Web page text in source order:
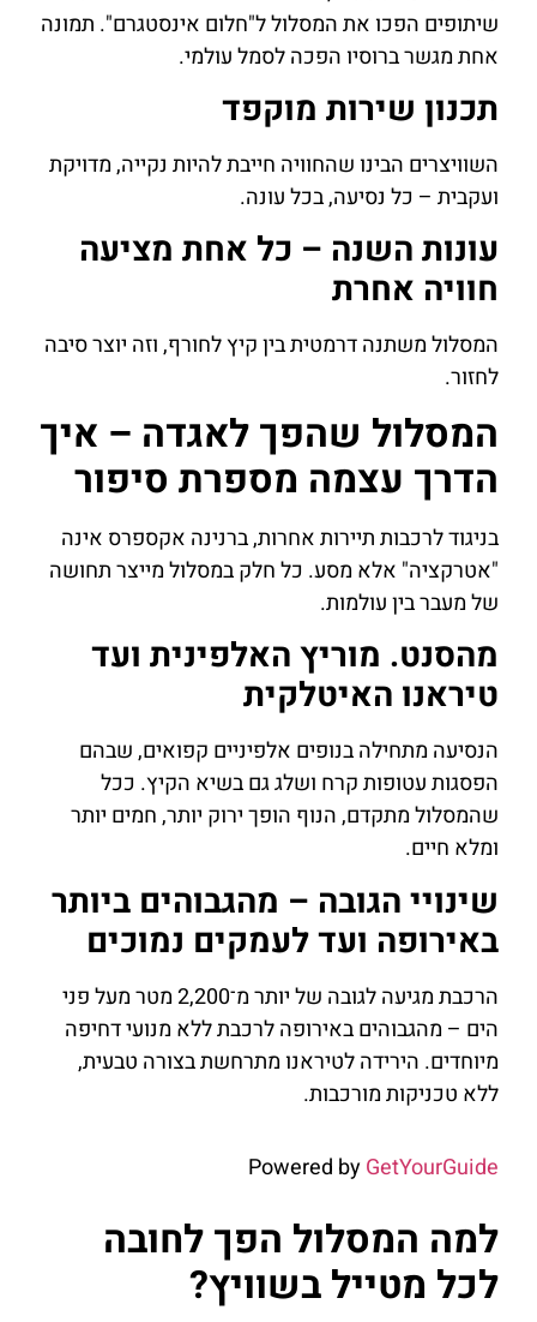
שיתופים הפכו את המסלול ל"חלום אינסטגרם". תמונה
אחת מגשר ברוסיו הפכה לסמל עולמי.
תכנון שירות מוקפד
השוויצרים הבינו שהחוויה חייבת להיות נקייה, מדויקת
ועקבית – כל נסיעה, בכל עונה.
עונות השנה – כל אחת מציעה
חוויה אחרת
המסלול משתנה דרמטית בין קיץ לחורף, וזה יוצר סיבה
לחזור.
המסלול שהפך לאגדה – איך
הדרך עצמה מספרת סיפור
בניגוד לרכבות תיירות אחרות, ברנינה אקספרס אינה
"אטרקציה" אלא מסע. כל חלק במסלול מייצר תחושה
של מעבר בין עולמות.
מהסנט. מוריץ האלפינית ועד
טיראנו האיטלקית
הנסיעה מתחילה בנופים אלפיניים קפואים, שבהם
הפסגות עטופות קרח ושלג גם בשיא הקיץ. ככל
שהמסלול מתקדם, הנוף הופך ירוק יותר, חמים יותר
ומלא חיים.
שינויי הגובה – מהגבוהים ביותר
באירופה ועד לעמקים נמוכים
הרכבת מגיעה לגובה של יותר מ־2,200 מטר מעל פני
הים – מהגבוהים באירופה לרכבת ללא מנועי דחיפה
מיוחדים. הירידה לטיראנו מתרחשת בצורה טבעית,
ללא טכניקות מורכבות.
Powered byGetYourGuide
למה המסלול הפך לחובה
לכל מטייל בשוויץ?